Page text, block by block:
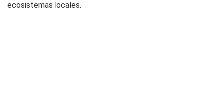
ecosistemas locales.